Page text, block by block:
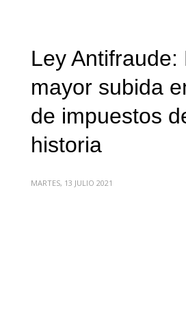
Ley Antifraude:
mayor subida
de impuestos
historia
MARTES, 13 JULIO 2021